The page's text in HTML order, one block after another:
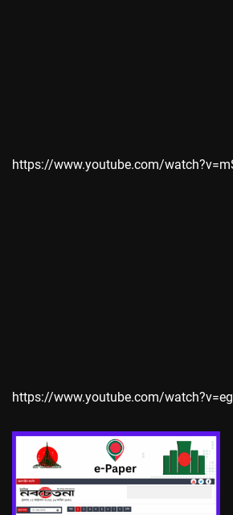
https://www.youtube.com/
https://www.youtube.com/